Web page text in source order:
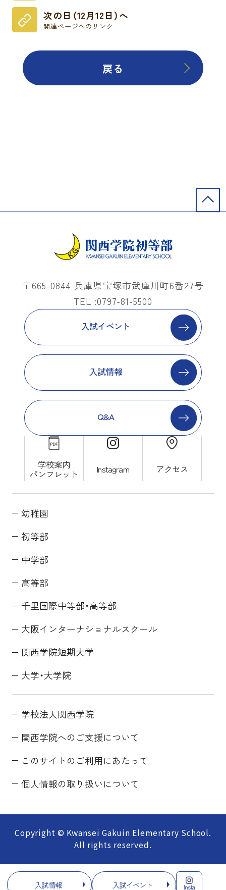
入試情報 入試イベント Insta
次の日（12月12日）へ
関連ページへのリンク
戻る
〒665-0844 兵庫県宝塚市武庫川町6番27号
TEL :0797-81-5500
入試イベント
入試情報
Q&A
学校案内
パンフレット Instagram アクセス
幼稚園
初等部
中学部
高等部
千里国際中等部・高等部
大阪インターナショナルスクール
関西学院短期大学
大学・大学院
学校法人関西学院
関西学院へのご支援について
このサイトのご利用にあたって
個人情報の取り扱いについて
Copyright © Kwansei Gakuin Elementary School.
All rights reserved.